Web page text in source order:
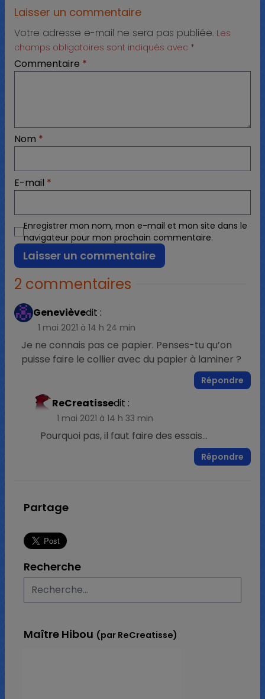
Laisser un commentaire
Votre adresse e-mail ne sera pas publiée. Les
champs obligatoires sont indiqués avec *
Commentaire *
Nom *
E-mail *
Enregistrer mon nom, mon e-mail et mon site dans le
navigateur pour mon prochain commentaire.
2 commentaires
Genevièvedit :
1 mai 2021 à 14 h 24 min
Je ne connais pas ce papier. Penses-tu qu’on
puisse faire le collier avec du papier à laminer ?
Répondre
ReCreatissedit :
1 mai 2021 à 14 h 33 min
Pourquoi pas, il faut faire des essais…
Répondre
Partage
Recherche
Maître Hibou (par ReCreatisse)